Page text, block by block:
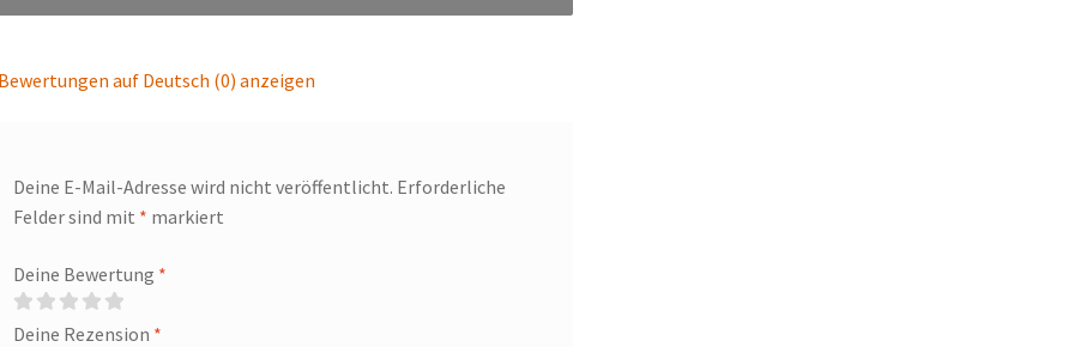
auf Deutsch (0) anzeigen
Deine E-Mail-Adresse wird nicht veröffentlicht. Erforderliche
Felder sind mit * markiert
Deine Bewertung *
Deine Rezension *